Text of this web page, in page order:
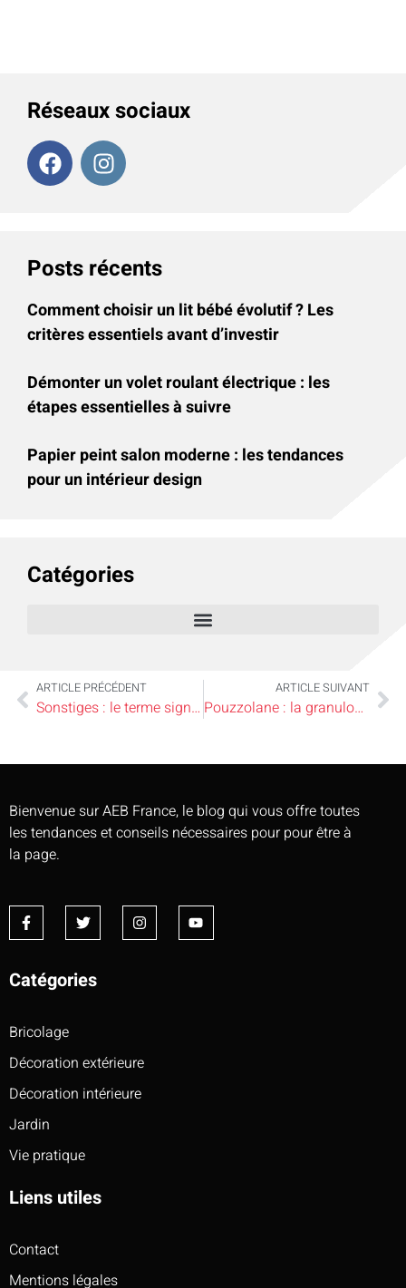
Réseaux sociaux
Posts récents
Comment choisir un lit bébé évolutif ? Les
critères essentiels avant d’investir
Démonter un volet roulant électrique : les
étapes essentielles à suivre
Papier peint salon moderne : les tendances
pour un intérieur design
Catégories
ARTICLE PRÉCÉDENT
Sonstiges : le terme signifie quoi et comment le vérifier ?
ARTICLE SUIVANT
Pouzzolane : la granulométrie 7–15 ou la 20–40, laquelle choisir ?
Bienvenue sur AEB France, le blog qui vous offre toutes
les tendances et conseils nécessaires pour pour être à
la page.
Catégories
Bricolage
Décoration extérieure
Décoration intérieure
Jardin
Vie pratique
Liens utiles
Contact
Mentions légales